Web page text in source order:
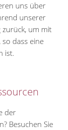
uns über
unserer
zurück, um mit
dass eine
ist.
der
Besuchen Sie